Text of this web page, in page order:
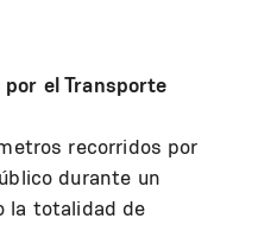
el Transporte
recorridos por
durante un
la totalidad de